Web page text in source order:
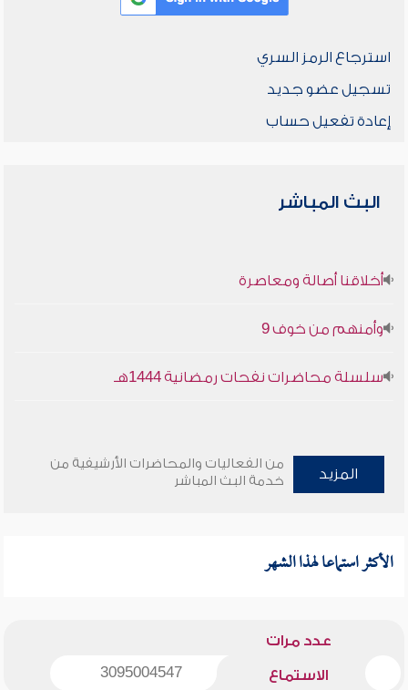
استرجاع الرمز السري
تسجيل عضو جديد
إعادة تفعيل حساب
البث المباشر
أخلاقنا أصالة ومعاصرة
وأمنهم من خوف 9
سلسلة محاضرات نفحات رمضانية 1444هـ
المزيد
من الفعاليات والمحاضرات الأرشيفية من
خدمة البث المباشر
الأكثر استماعا لهذا الشهر
عدد مرات
الاستماع 3095004547